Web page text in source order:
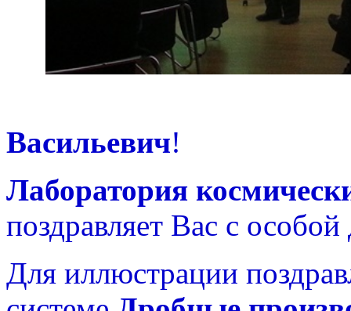
Васильевич!
Лаборатория
поздравляет Вас с
Для иллюстрации